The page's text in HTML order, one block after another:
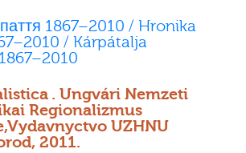
1867–2010 / Hronika
/ Kárpátalja
. Ungvári Nemzeti
Regionalizmus
UZHNU
2011.